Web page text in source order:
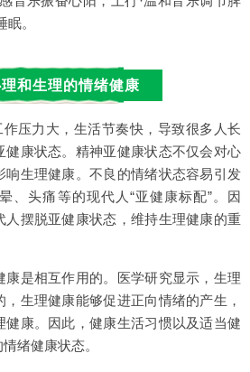
。
和生理的情绪健康
作压力大，生活节奏快，导致很多人长
健康状态。精神亚健康状态不仅会对心
响生理健康。不良的情绪状态容易引发
、头痛等的现代人“亚健康标配”。因
人摆脱亚健康状态，维持生理健康的重
康是相互作用的。医学研究显示，生理
生理健康能够促进正向情绪的产生，
健康。因此，健康生活习惯以及适当健
绪健康状态。